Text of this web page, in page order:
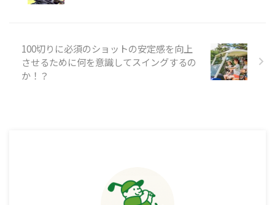
100切りに必須のショットの安定感を向上
させるために何を意識してスイングするの
か！？